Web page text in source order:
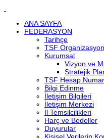
ANA SAYFA
FEDERASYON
Tarihçe
TSF Organizasyon
Kurumsal
Vizyon ve
Stratejik
TSF Hesap
Bilgi Edinme
İletişim Bilgileri
İletişim Merkezi
İl Temsilcilikleri
Harç ve Bedeller
Duyurular